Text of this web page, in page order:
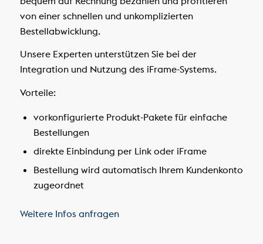
von einer schnellen und unkomplizierten
Bestellabwicklung.
Unsere Experten unterstützen Sie bei der
Integration und Nutzung des iFrame-Systems.
Vorteile:
vorkonfigurierte Produkt-Pakete für einfache
Bestellungen
direkte Einbindung per Link oder iFrame
Bestellung wird automatisch Ihrem Kundenkonto
zugeordnet
Weitere Infos anfragen